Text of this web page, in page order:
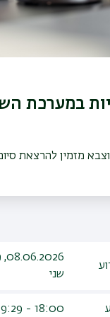
וצבא מזמין להרצאת
08.06.2026, כג סיון התשפו, יום
שני
18:00 - 19:29